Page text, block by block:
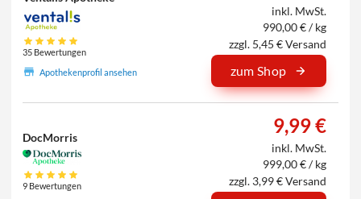
35 Bewertungen
Apothekenprofil ansehen
inkl. MwSt.
990,00 € / kg
zzgl. 5,45 € Versand
zum Shop
DocMorris
9 Bewertungen
9,99 €
inkl. MwSt.
999,00 € / kg
zzgl. 3,99 € Versand